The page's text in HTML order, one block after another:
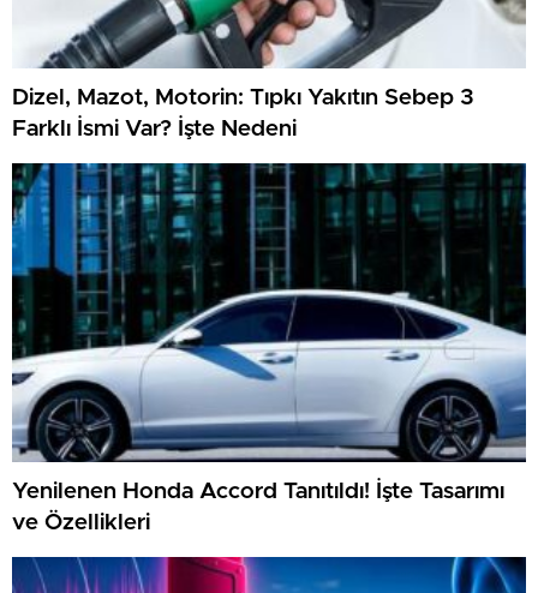
Dizel, Mazot, Motorin: Tıpkı Yakıtın Sebep 3
Farklı İsmi Var? İşte Nedeni
Yenilenen Honda Accord Tanıtıldı! İşte Tasarımı
ve Özellikleri